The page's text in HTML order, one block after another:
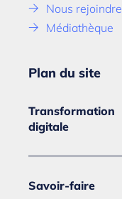
Nous rejoindre
Médiathèque
Plan du site
Transformation
digitale
Savoir-faire